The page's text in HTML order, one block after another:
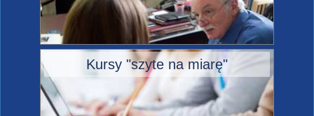
Kursy "szyte na miarę"